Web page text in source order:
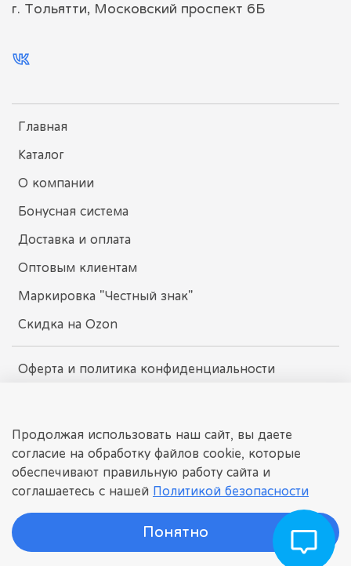
Главная
Каталог
О компании
Бонусная система
Доставка и оплата
Оптовым клиентам
Маркировка "Честный знак"
Скидка на Ozon
Оферта и политика конфиденциальности
г. Тольятти, Московский проспект 6Б
dissomarket.ru
© 2025 Любое использование контента без письменного
разрешения запрещено
Интернет-магазин детских игрушек.
Продолжая использовать наш сайт, вы даете
согласие на обработку файлов cookie, которые
обеспечивают правильную работу сайта и
соглашаетесь с нашей Политикой безопасности
Понятно